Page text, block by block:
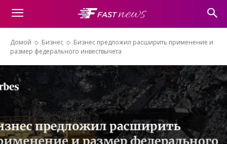
Домой Бизнес
Бизнес предложил расширить применение и
размер федерального инвествычета